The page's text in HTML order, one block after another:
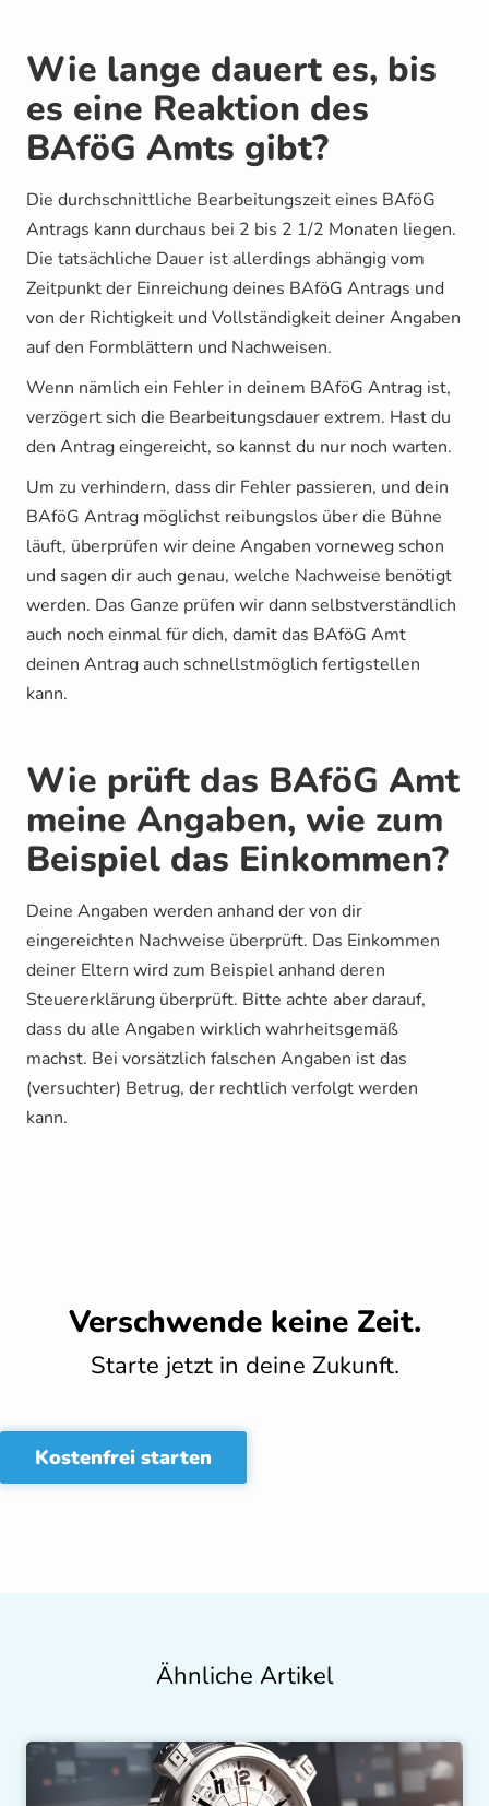
Wie lange dauert es, bis
es eine Reaktion des
BAföG Amts gibt?
Die durchschnittliche Bearbeitungszeit eines BAföG
Antrags kann durchaus bei 2 bis 2 1/2 Monaten liegen.
Die tatsächliche Dauer ist allerdings abhängig vom
Zeitpunkt der Einreichung deines BAföG Antrags und
von der Richtigkeit und Vollständigkeit deiner Angaben
auf den Formblättern und Nachweisen.
Wenn nämlich ein Fehler in deinem BAföG Antrag ist,
verzögert sich die Bearbeitungsdauer extrem. Hast du
den Antrag eingereicht, so kannst du nur noch warten.
Um zu verhindern, dass dir Fehler passieren, und dein
BAföG Antrag möglichst reibungslos über die Bühne
läuft, überprüfen wir deine Angaben vorneweg schon
und sagen dir auch genau, welche Nachweise benötigt
werden. Das Ganze prüfen wir dann selbstverständlich
auch noch einmal für dich, damit das BAföG Amt
deinen Antrag auch schnellstmöglich fertigstellen
kann.
Wie prüft das BAföG Amt
meine Angaben, wie zum
Beispiel das Einkommen?
Deine Angaben werden anhand der von dir
eingereichten Nachweise überprüft. Das Einkommen
deiner Eltern wird zum Beispiel anhand deren
Steuererklärung überprüft. Bitte achte aber darauf,
dass du alle Angaben wirklich wahrheitsgemäß
machst. Bei vorsätzlich falschen Angaben ist das
(versuchter) Betrug, der rechtlich verfolgt werden
kann.
Verschwende keine Zeit.
Starte jetzt in deine Zukunft.
Kostenfrei starten
Ähnliche Artikel